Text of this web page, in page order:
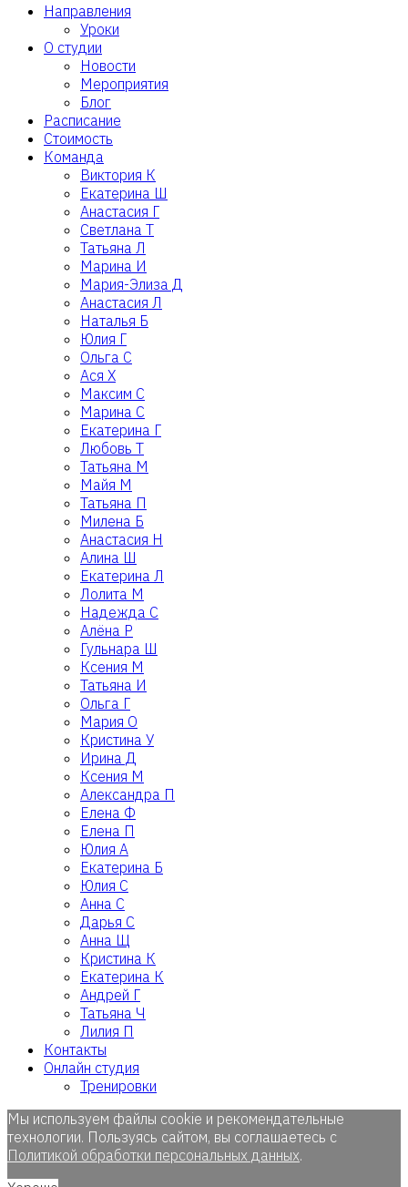
Направления
Уроки
О студии
Новости
Мероприятия
Блог
Расписание
Стоимость
Команда
Виктория К
Екатерина Ш
Анастасия Г
Светлана Т
Татьяна Л
Марина И
Мария-Элиза Д
Анастасия Л
Наталья Б
Юлия Г
Ольга С
Ася Х
Максим С
Марина С
Екатерина Г
Любовь Т
Татьяна М
Майя М
Татьяна П
Милена Б
Анастасия Н
Алина Ш
Екатерина Л
Лолита М
Надежда С
Алёна Р
Гульнара Ш
Ксения М
Татьяна И
Ольга Г
Мария О
Кристина У
Ирина Д
Ксения М
Александра П
Елена Ф
Елена П
Юлия А
Екатерина Б
Юлия С
Анна С
Дарья С
Анна Щ
Кристина К
Екатерина К
Андрей Г
Татьяна Ч
Лилия П
Контакты
Онлайн студия
Тренировки
Мы используем файлы cookie и рекомендательные
технологии. Пользуясь сайтом, вы соглашаетесь с
Политикой обработки персональных данных.